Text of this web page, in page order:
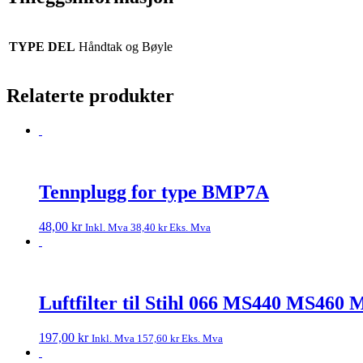
TYPE DEL Håndtak og Bøyle
Relaterte produkter
Tennplugg for type BMP7A
48,00 kr Inkl. Mva 38,40 krEks. Mva
Luftfilter til Stihl 066 MS440 MS460
197,00 kr Inkl. Mva 157,60 krEks. Mva